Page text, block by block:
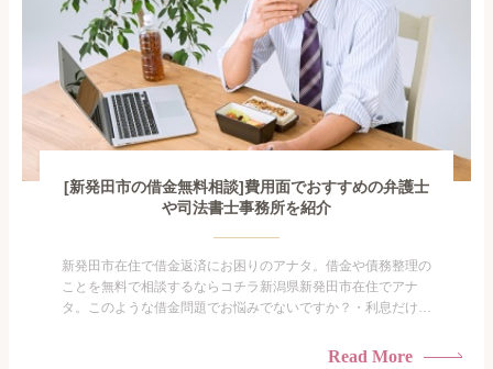
[新発田市の借金無料相談]費用面でおすすめの弁護士
や司法書士事務所を紹介
新発田市在住で借金返済にお困りのアナタ。借金や債務整理の
ことを無料で相談するならコチラ新潟県新発田市在住でアナ
タ。このような借金問題でお悩みでないですか？・利息だけを
族に知られたくない・借金の催促、取り立てで憂鬱になる。・
Read More